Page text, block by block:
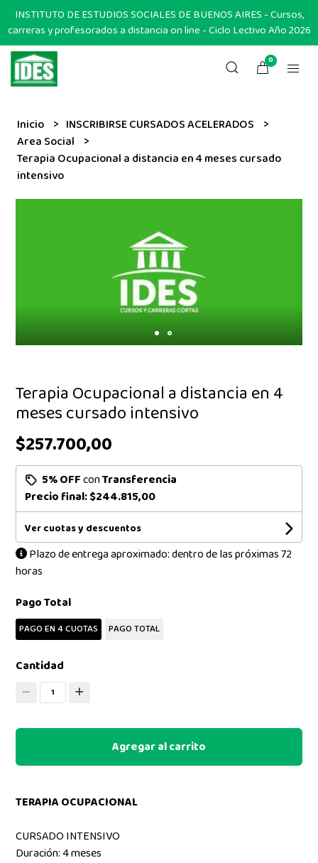
INSTITUTO DE ESTUDIOS SOCIALES DE BUENOS AIRES - Cursos,
carreras y profesorados a distancia on line - Ciclo Lectivo Año 2026
0
Inicio
INSCRIBIRSE CURSADOS ACELERADOS
Area Social
Terapia Ocupacional a distancia en 4 meses cursado
intensivo
Terapia Ocupacional a distancia en 4
meses cursado intensivo
$257.700,00
5% OFFconTransferencia
Precio final:$244.815,00
Ver cuotas y descuentos
Plazo de entrega aproximado: dentro de las próximas 72
horas
Pago Total
PAGO EN 4 CUOTAS PAGO TOTAL
Cantidad
1
Agregar al carrito
TERAPIA OCUPACIONAL
CURSADO INTENSIVO
Duración: 4 meses